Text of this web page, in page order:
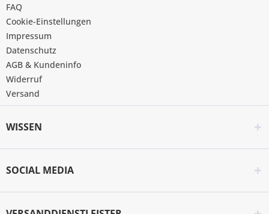
FAQ
Cookie-Einstellungen
Impressum
Datenschutz
AGB & Kundeninfo
Widerruf
Versand
WISSEN
SOCIAL MEDIA